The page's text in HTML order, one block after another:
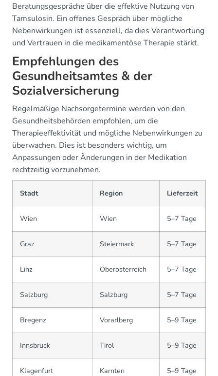
Beratungsgespräche über die effektive Nutzung von
Tamsulosin. Ein offenes Gespräch über mögliche
Nebenwirkungen ist essenziell, da dies Verantwortung
und Vertrauen in die medikamentöse Therapie stärkt.
Empfehlungen des
Gesundheitsamtes & der
Sozialversicherung
Regelmäßige Nachsorgetermine werden von den
Gesundheitsbehörden empfohlen, um die
Therapieeffektivität und mögliche Nebenwirkungen zu
überwachen. Dies ist besonders wichtig, um
Anpassungen oder Änderungen in der Medikation
rechtzeitig vorzunehmen.
Stadt Region Lieferzeit
Wien Wien 5–7 Tage
Graz Steiermark 5–7 Tage
Linz Oberösterreich 5–7 Tage
Salzburg Salzburg 5–7 Tage
Bregenz Vorarlberg 5–9 Tage
Innsbruck Tirol 5–9 Tage
Klagenfurt Karnten 5–9 Tage